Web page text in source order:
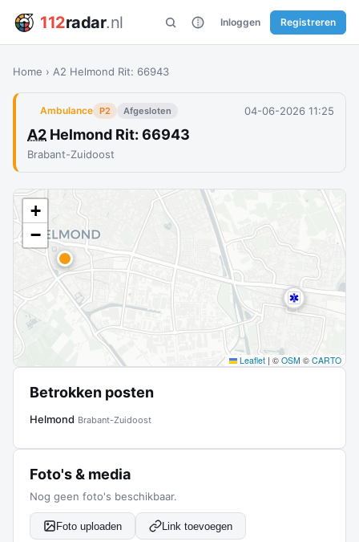
112radar.nl Inloggen Registreren
Home › A2 Helmond Rit: 66943
Ambulance P2 Afgesloten 04-06-2026 11:25
A2 Helmond Rit: 66943
Brabant-Zuidoost
+
−
Leaflet | © OSM © CARTO
Betrokken posten
Helmond Brabant-Zuidoost
Foto's & media
Nog geen foto's beschikbaar.
Foto uploaden Link toevoegen